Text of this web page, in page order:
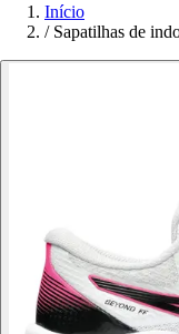
Início
/ Sapatilhas de